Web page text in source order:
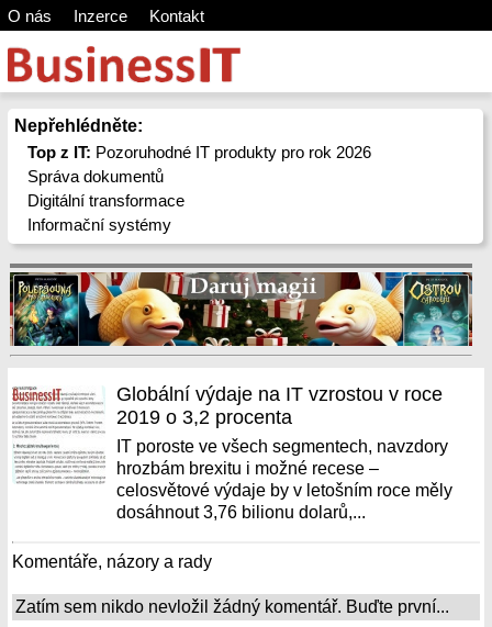
O nás Inzerce Kontakt
Nepřehlédněte:
Top z IT: Pozoruhodné IT produkty pro rok 2026
Správa dokumentů
Digitální transformace
Informační systémy
Globální výdaje na IT vzrostou v roce
2019 o 3,2 procenta
IT poroste ve všech segmentech, navzdory
hrozbám brexitu i možné recese –
celosvětové výdaje by v letošním roce měly
dosáhnout 3,76 bilionu dolarů,...
Komentáře, názory a rady
Zatím sem nikdo nevložil žádný komentář. Buďte první...